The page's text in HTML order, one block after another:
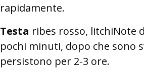
rapidamente.
Testa ribes rosso, litchiNote
pochi minuti, dopo che sono
persistono per 2-3 ore.